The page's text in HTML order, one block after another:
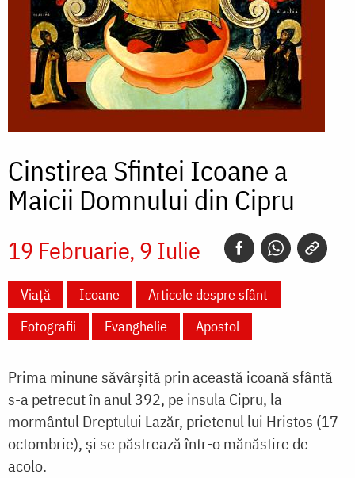
Cinstirea Sfintei Icoane a
Maicii Domnului din Cipru
19 Februarie 9 Iulie
Viață Icoane
Articole despre sfânt
Fotografii
Evanghelie Apostol
Prima minune săvârșită prin această icoană sfântă
s-a petrecut în anul 392, pe insula Cipru, la
mormântul Dreptului Lazăr, prietenul lui Hristos (17
octombrie), și se păstrează într-o mănăstire de
acolo.